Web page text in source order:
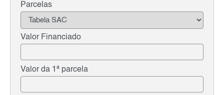
Parcelas
Valor Financiado
Valor da 1ª parcela